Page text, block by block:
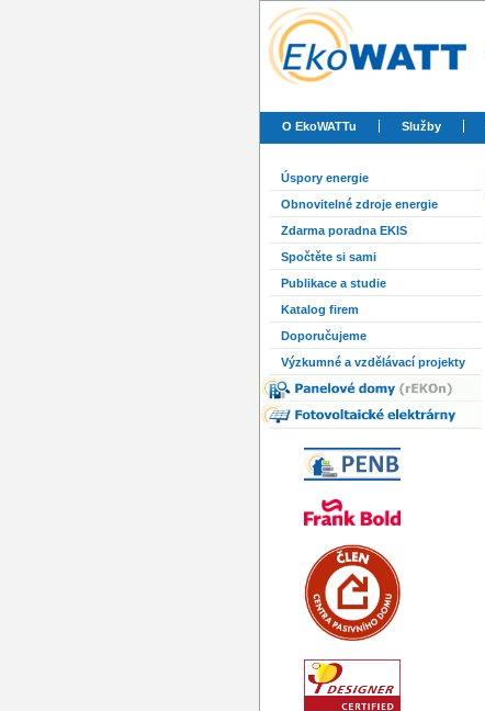
O EkoWATTu Služby
Úspory energie
Obnovitelné zdroje energie
Zdarma poradna EKIS
Spočtěte si sami
Publikace a studie
Katalog firem
Doporučujeme
Výzkumné a vzdělávací projekty